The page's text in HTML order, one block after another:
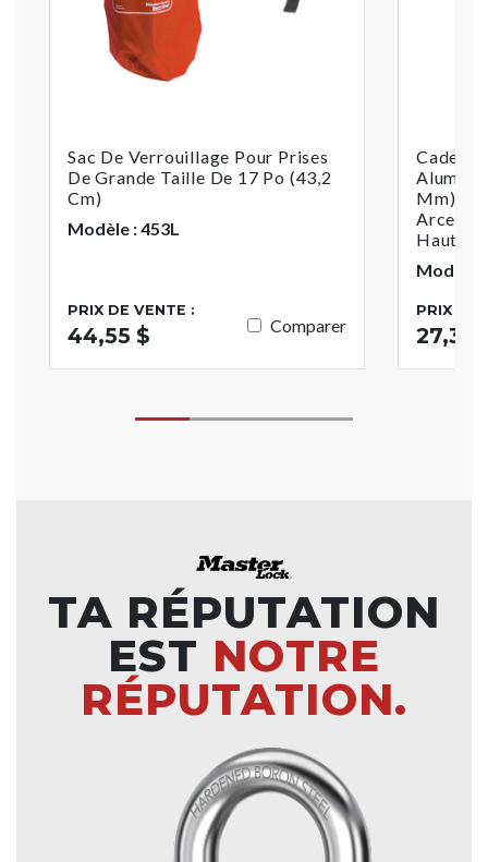
Sac De Verrouillage Pour Prises
De Grande Taille De 17 Po (43,2
Cm)
Modèle : 453L
PRIX DE VENTE :
44,55 $ Comparer
Mm) De
Arceau
Modèle
PRIX DE
27,37
TA RÉPUTATION
EST NOTRE
RÉPUTATION.